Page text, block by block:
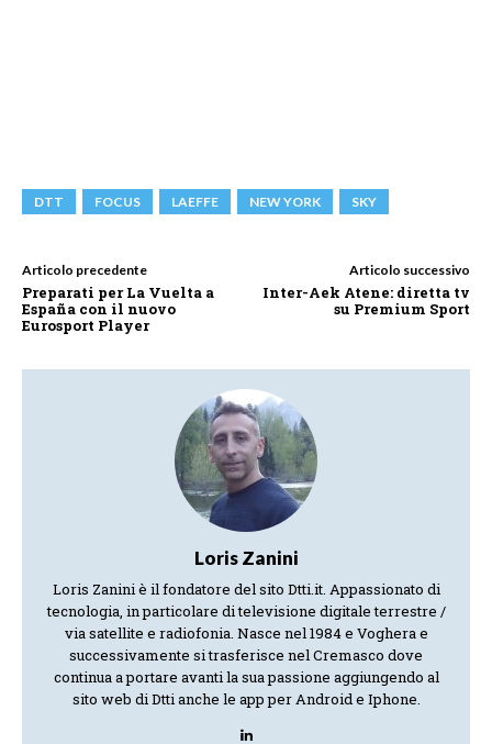
DTT FOCUS LAEFFE NEW YORK SKY
Articolo precedente
Preparati per La Vuelta a
España con il nuovo
Eurosport Player
Articolo successivo
Inter-Aek Atene: diretta tv
su Premium Sport
Loris Zanini
Loris Zanini è il fondatore del sito Dtti.it. Appassionato di
tecnologia, in particolare di televisione digitale terrestre /
via satellite e radiofonia. Nasce nel 1984 e Voghera e
successivamente si trasferisce nel Cremasco dove
continua a portare avanti la sua passione aggiungendo al
sito web di Dtti anche le app per Android e Iphone.